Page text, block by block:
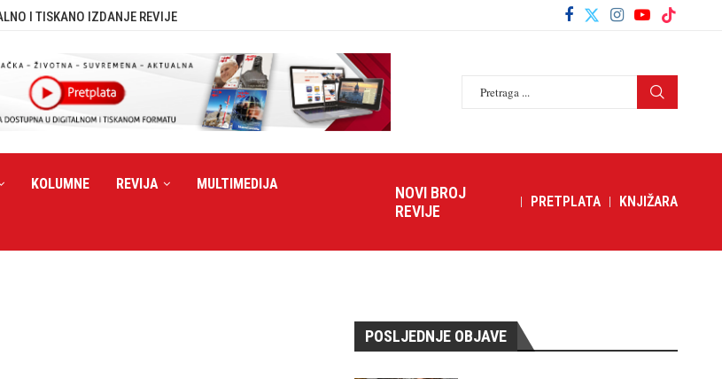
I TISKANO IZDANJE REVIJE
KOLUMNE REVIJA MULTIMEDIJA
NOVI BROJ
REVIJE
PRETPLATA KNJIŽARA
POSLJEDNJE OBJAVE